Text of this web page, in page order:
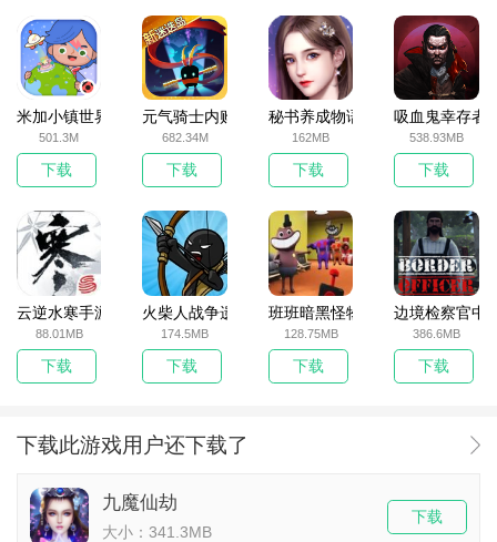
米加小镇世界2025官方版
501.3M
下载
元气骑士内购破解版
682.34M
下载
秘书养成物语
162MB
下载
吸血鬼幸存者
538.93MB
下载
云逆水寒手游
88.01MB
下载
火柴人战争遗产无敌版
174.5MB
下载
班班暗黑怪物生存挑战5
128.75MB
下载
边境检察官中
386.6MB
下载
下载此游戏用户还下载了
九魔仙劫
大小：341.3MB
下载